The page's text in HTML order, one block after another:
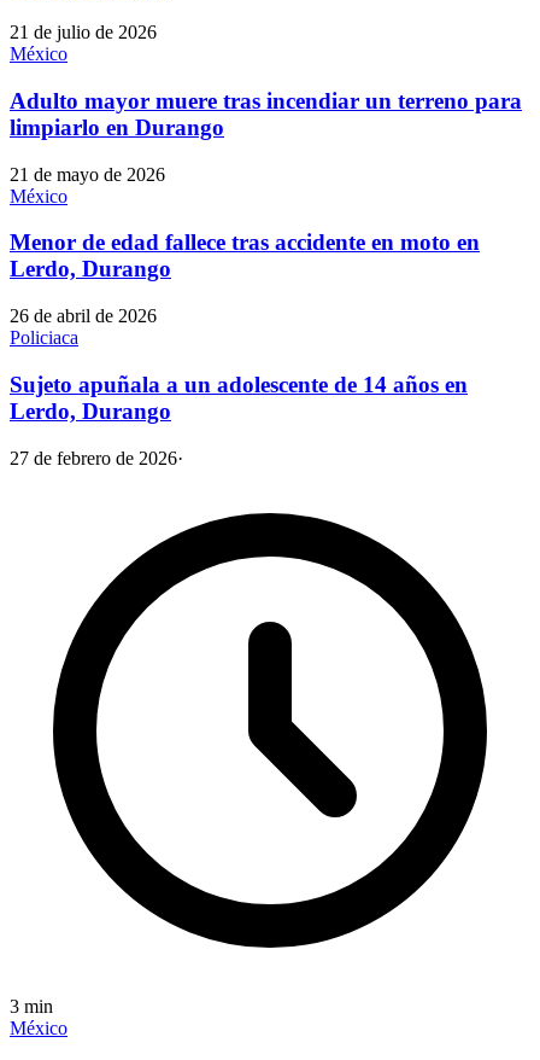
21 de julio de 2026
México
Adulto mayor muere tras incendiar un terreno para
limpiarlo en Durango
21 de mayo de 2026
México
Menor de edad fallece tras accidente en moto en
Lerdo, Durango
26 de abril de 2026
Policiaca
Sujeto apuñala a un adolescente de 14 años en
Lerdo, Durango
27 de febrero de 2026·
3 min
México